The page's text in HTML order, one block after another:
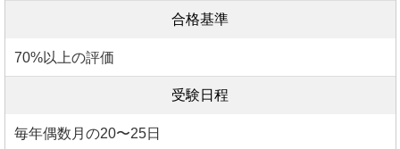
合格基準
70%以上の評価
受験日程
毎年偶数月の20〜25日